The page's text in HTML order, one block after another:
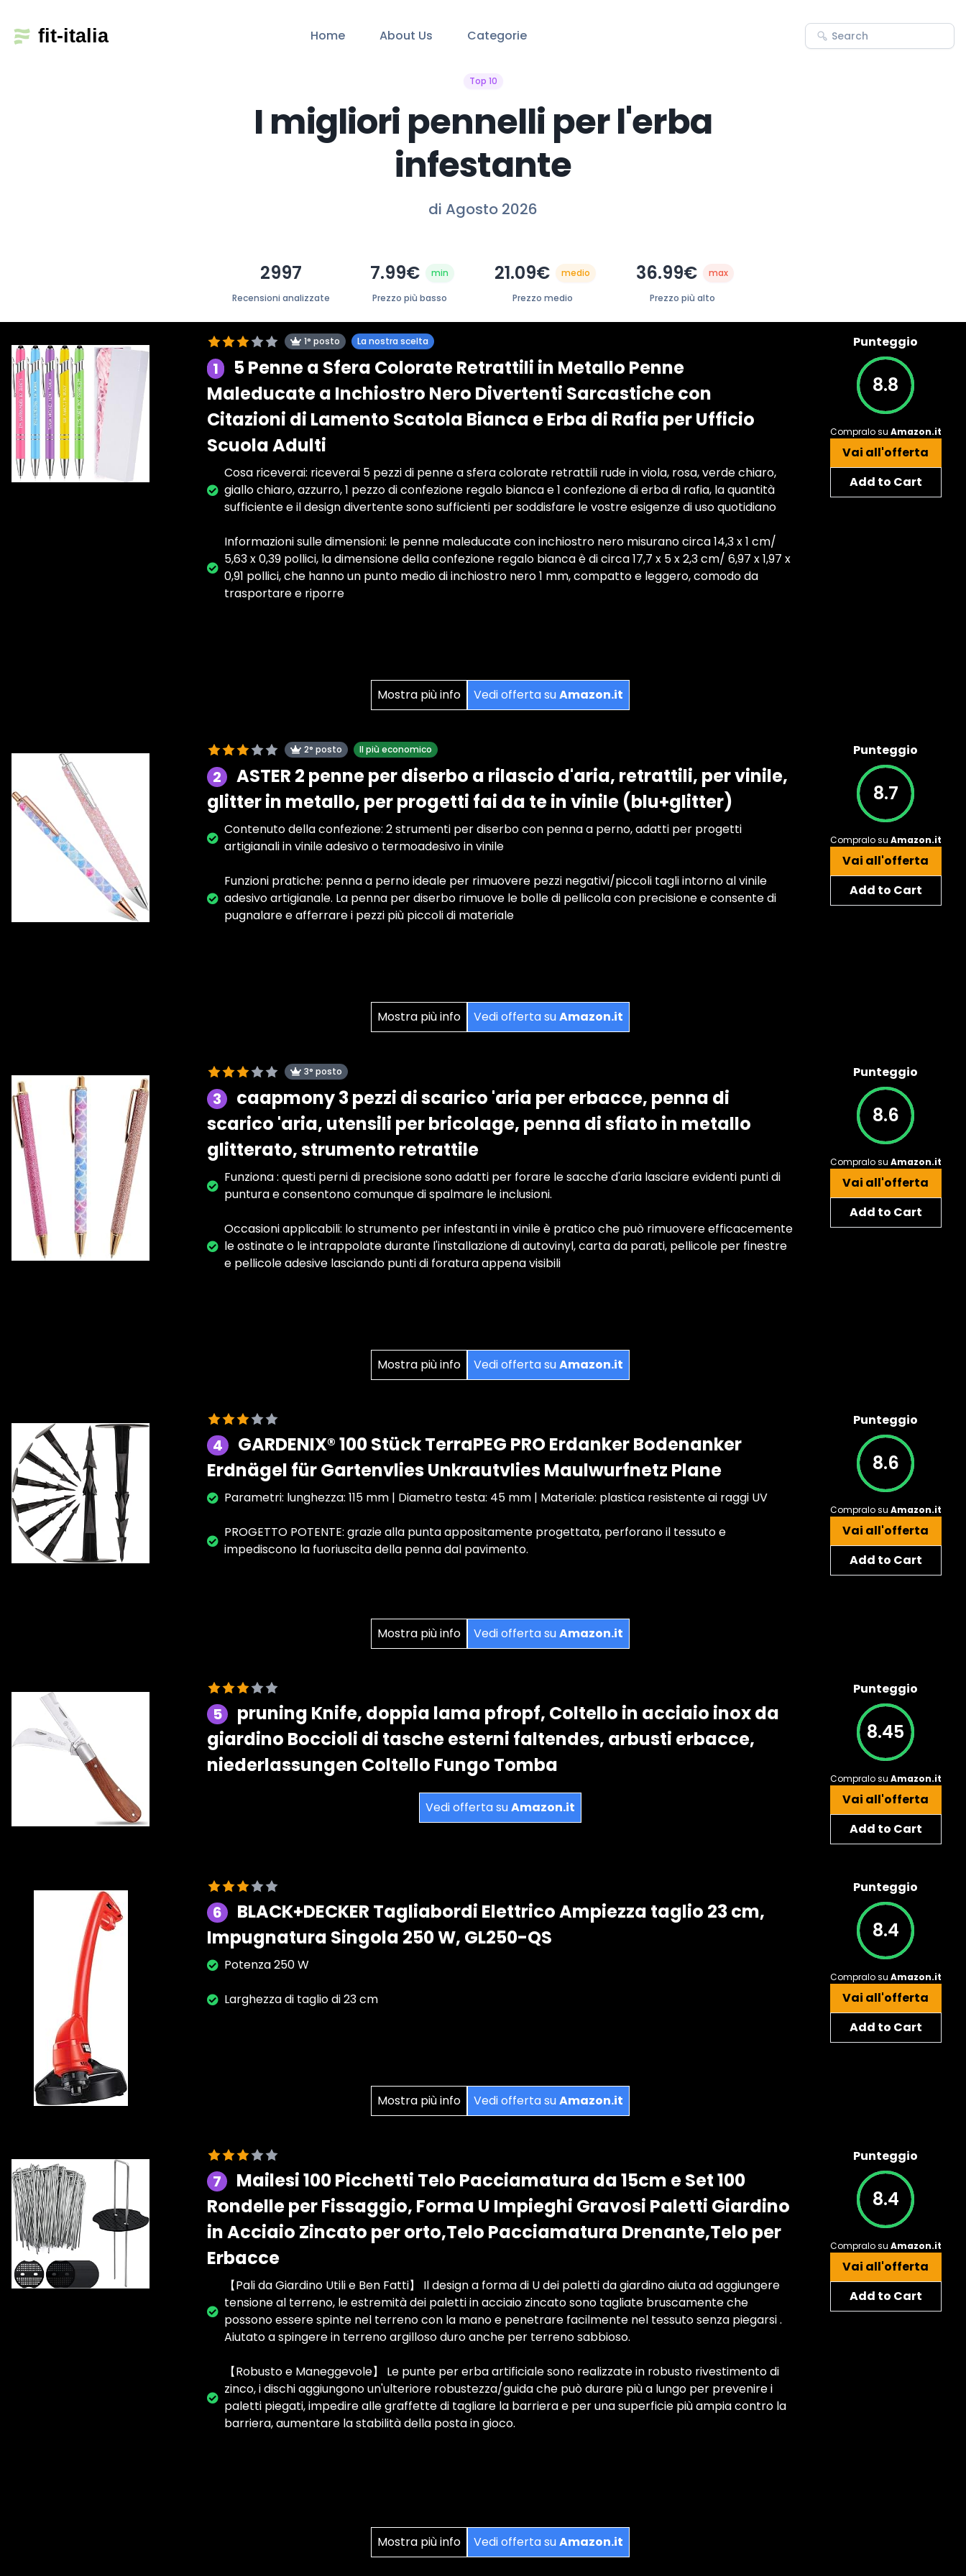
Home About Us Categorie
Top 10
I migliori pennelli per l'erba
infestante
di Agosto 2026
2997
Recensioni analizzate
7.99€ min
Prezzo più basso
21.09€ medio
Prezzo medio
36.99€ max
Prezzo più alto
1° posto La nostra scelta
1
5 Penne a Sfera Colorate Retrattili in Metallo Penne
Maleducate a Inchiostro Nero Divertenti Sarcastiche con
Citazioni di Lamento Scatola Bianca e Erba di Rafia per Ufficio
Scuola Adulti
Cosa riceverai: riceverai 5 pezzi di penne a sfera colorate retrattili rude in viola, rosa, verde chiaro,
giallo chiaro, azzurro, 1 pezzo di confezione regalo bianca e 1 confezione di erba di rafia, la quantità
sufficiente e il design divertente sono sufficienti per soddisfare le vostre esigenze di uso quotidiano
Informazioni sulle dimensioni: le penne maleducate con inchiostro nero misurano circa 14,3 x 1 cm/
5,63 x 0,39 pollici, la dimensione della confezione regalo bianca è di circa 17,7 x 5 x 2,3 cm/ 6,97 x 1,97 x
0,91 pollici, che hanno un punto medio di inchiostro nero 1 mm, compatto e leggero, comodo da
trasportare e riporre
Mostra più info Vedi offerta suAmazon.it
Punteggio
8.8
Compralo su Amazon.it
Vai all'offerta
Add to Cart
2° posto Il più economico
2
ASTER 2 penne per diserbo a rilascio d'aria, retrattili, per vinile,
glitter in metallo, per progetti fai da te in vinile (blu+glitter)
Contenuto della confezione: 2 strumenti per diserbo con penna a perno, adatti per progetti
artigianali in vinile adesivo o termoadesivo in vinile
Funzioni pratiche: penna a perno ideale per rimuovere pezzi negativi/piccoli tagli intorno al vinile
adesivo artigianale. La penna per diserbo rimuove le bolle di pellicola con precisione e consente di
pugnalare e afferrare i pezzi più piccoli di materiale
Mostra più info Vedi offerta suAmazon.it
Punteggio
8.7
Compralo su Amazon.it
Vai all'offerta
Add to Cart
3° posto
3
caapmony 3 pezzi di scarico 'aria per erbacce, penna di
scarico 'aria, utensili per bricolage, penna di sfiato in metallo
glitterato, strumento retrattile
Funziona : questi perni di precisione sono adatti per forare le sacche d'aria lasciare evidenti punti di
puntura e consentono comunque di spalmare le inclusioni.
Occasioni applicabili: lo strumento per infestanti in vinile è pratico che può rimuovere efficacemente
le ostinate o le intrappolate durante l'installazione di autovinyl, carta da parati, pellicole per finestre
e pellicole adesive lasciando punti di foratura appena visibili
Mostra più info Vedi offerta suAmazon.it
Punteggio
8.6
Compralo su Amazon.it
Vai all'offerta
Add to Cart
4
GARDENIX® 100 Stück TerraPEG PRO Erdanker Bodenanker
Erdnägel für Gartenvlies Unkrautvlies Maulwurfnetz Plane
Parametri: lunghezza: 115 mm | Diametro testa: 45 mm | Materiale: plastica resistente ai raggi UV
PROGETTO POTENTE: grazie alla punta appositamente progettata, perforano il tessuto e
impediscono la fuoriuscita della penna dal pavimento.
Mostra più info Vedi offerta suAmazon.it
Punteggio
8.6
Compralo su Amazon.it
Vai all'offerta
Add to Cart
5
pruning Knife, doppia lama pfropf, Coltello in acciaio inox da
giardino Boccioli di tasche esterni faltendes, arbusti erbacce,
niederlassungen Coltello Fungo Tomba
Vedi offerta suAmazon.it
Punteggio
8.45
Compralo su Amazon.it
Vai all'offerta
Add to Cart
6
BLACK+DECKER Tagliabordi Elettrico Ampiezza taglio 23 cm,
Impugnatura Singola 250 W, GL250-QS
Potenza 250 W
Larghezza di taglio di 23 cm
Mostra più info Vedi offerta suAmazon.it
Punteggio
8.4
Compralo su Amazon.it
Vai all'offerta
Add to Cart
7
Mailesi 100 Picchetti Telo Pacciamatura da 15cm e Set 100
Rondelle per Fissaggio, Forma U Impieghi Gravosi Paletti Giardino
in Acciaio Zincato per orto,Telo Pacciamatura Drenante,Telo per
Erbacce
【Pali da Giardino Utili e Ben Fatti】 Il design a forma di U dei paletti da giardino aiuta ad aggiungere
tensione al terreno, le estremità dei paletti in acciaio zincato sono tagliate bruscamente che
possono essere spinte nel terreno con la mano e penetrare facilmente nel tessuto senza piegarsi .
Aiutato a spingere in terreno argilloso duro anche per terreno sabbioso.
【Robusto e Maneggevole】 Le punte per erba artificiale sono realizzate in robusto rivestimento di
zinco, i dischi aggiungono un'ulteriore robustezza/guida che può durare più a lungo per prevenire i
paletti piegati, impedire alle graffette di tagliare la barriera e per una superficie più ampia contro la
barriera, aumentare la stabilità della posta in gioco.
Mostra più info Vedi offerta suAmazon.it
Punteggio
8.4
Compralo su Amazon.it
Vai all'offerta
Add to Cart